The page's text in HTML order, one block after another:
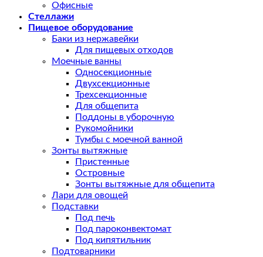
Офисные
Стеллажи
Пищевое оборудование
Баки из нержавейки
Для пищевых отходов
Моечные ванны
Односекционные
Двухсекционные
Трехсекционные
Для общепита
Поддоны в уборочную
Рукомойники
Тумбы с моечной ванной
Зонты вытяжные
Пристенные
Островные
Зонты вытяжные для общепита
Лари для овощей
Подставки
Под печь
Под пароконвектомат
Под кипятильник
Подтоварники